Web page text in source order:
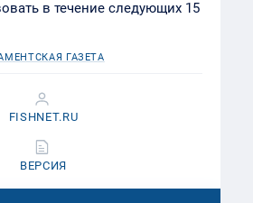
в течение следующих 15
ГАЗЕТА
FISHNET.RU
ВЕРСИЯ